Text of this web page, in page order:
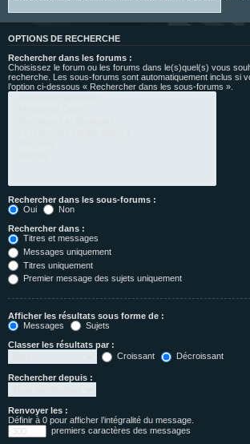
OPTIONS DE RECHERCHE
Rechercher dans les forums :
Choisissez le forum ou les forums dans le(s)quel(s) vous
recherche. Les sous-forums sont automatiquement inclus si
l’option ci-dessous « Rechercher dans les sous-forums ».
Rechercher dans les sous-forums :
Oui
Non
Rechercher dans :
Titres et messages
Messages uniquement
Titres uniquement
Premier message des sujets uniquement
Afficher les résultats sous forme de :
Messages
Sujets
Classer les résultats par :
Croissant
Décroissant
Rechercher depuis :
Renvoyer les :
Définir à 0 pour afficher l’intégralité du message.
premiers caractères des messages